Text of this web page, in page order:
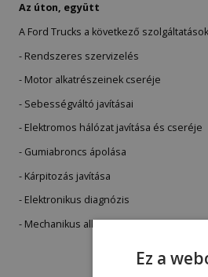
Az úton, együtt
A Ford Trucks a következő
- Rendszeres szervizelés
- Motor alkatrészeinek cseréje
- Sebességváltó javításai
- Elektromos hálózat javítása és cseréje
- Gumiabroncs ápolása
- Kárpitozás javítása
- Elektronikus diagnózis
- Mechanikus alkatrész cseréje"
Ez a